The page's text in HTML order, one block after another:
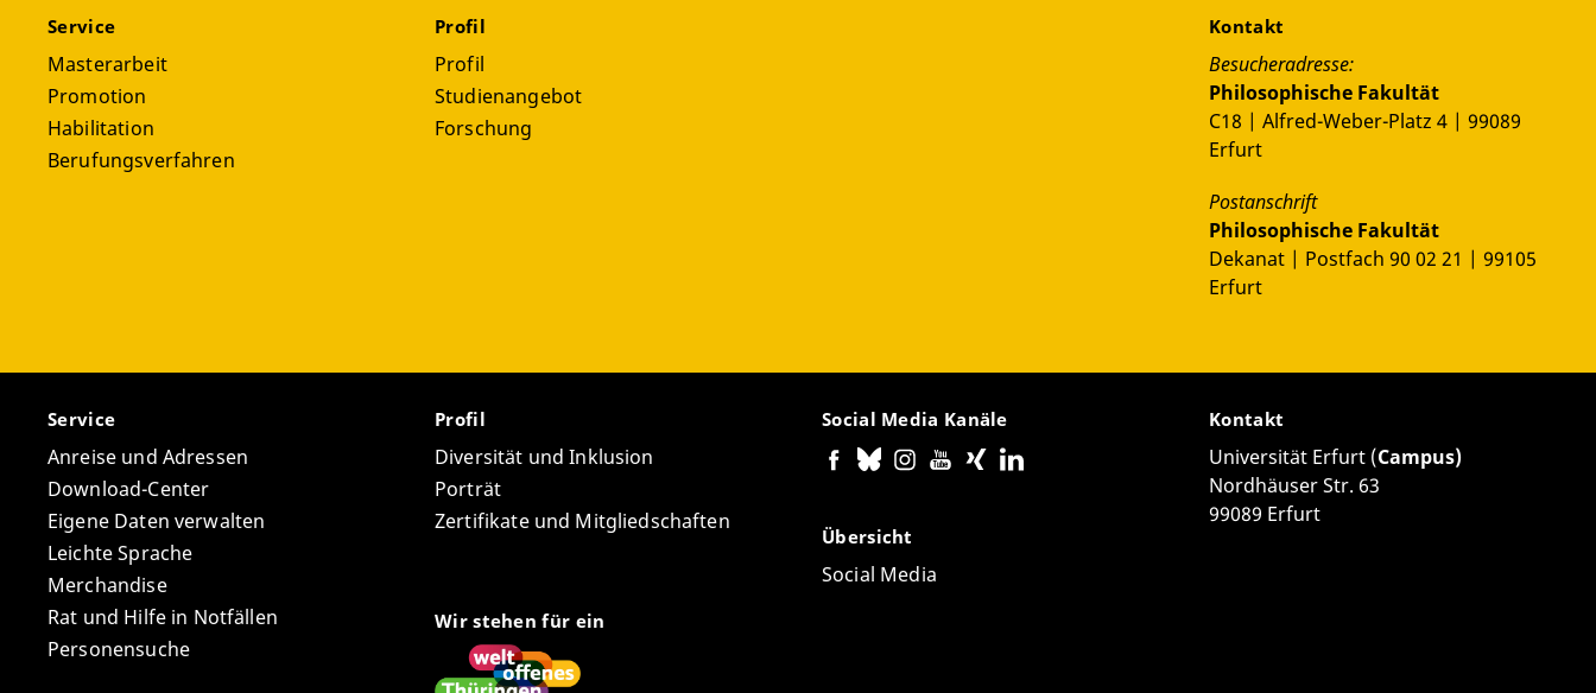
Service
Masterarbeit
Promotion
Habilitation
Berufungsverfahren
Profil
Profil
Studienangebot
Forschung
Kontakt
Besucheradresse:
Philosophische Fakultät
C18 | Alfred-Weber-Platz 4 | 99089
Erfurt
Postanschrift
Philosophische Fakultät
Dekanat | Postfach 90 02 21 | 99105
Erfurt
Service
Anreise und Adressen
Download-Center
Eigene Daten verwalten
Leichte Sprache
Merchandise
Rat und Hilfe in Notfällen
Personensuche
Profil
Diversität und Inklusion
Porträt
Zertifikate und Mitgliedschaften
Wir stehen für ein
Social Media Kanäle
Übersicht
Social Media
Kontakt
Universität Erfurt (Campus)
Nordhäuser Str. 63
99089 Erfurt